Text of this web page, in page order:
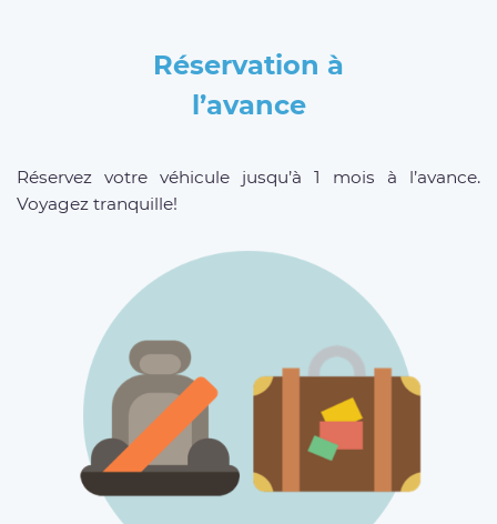
Réservation à
l’avance
Réservez votre véhicule jusqu’à 1 mois à l’avance.
Voyagez tranquille!